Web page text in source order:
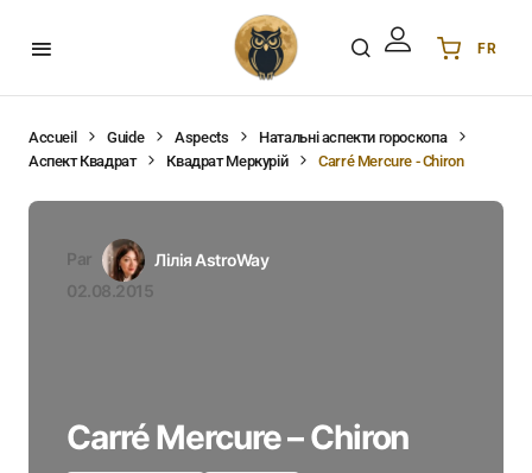
FR
DE Deutsch
PL Polski
Accueil Guide Aspects
Натальні аспекти гороскопа
Аспект Квадрат
Квадрат Меркурій Carré Mercure - Chiron
Par
Лілія AstroWay
02.08.2015
Carré Mercure – Chiron